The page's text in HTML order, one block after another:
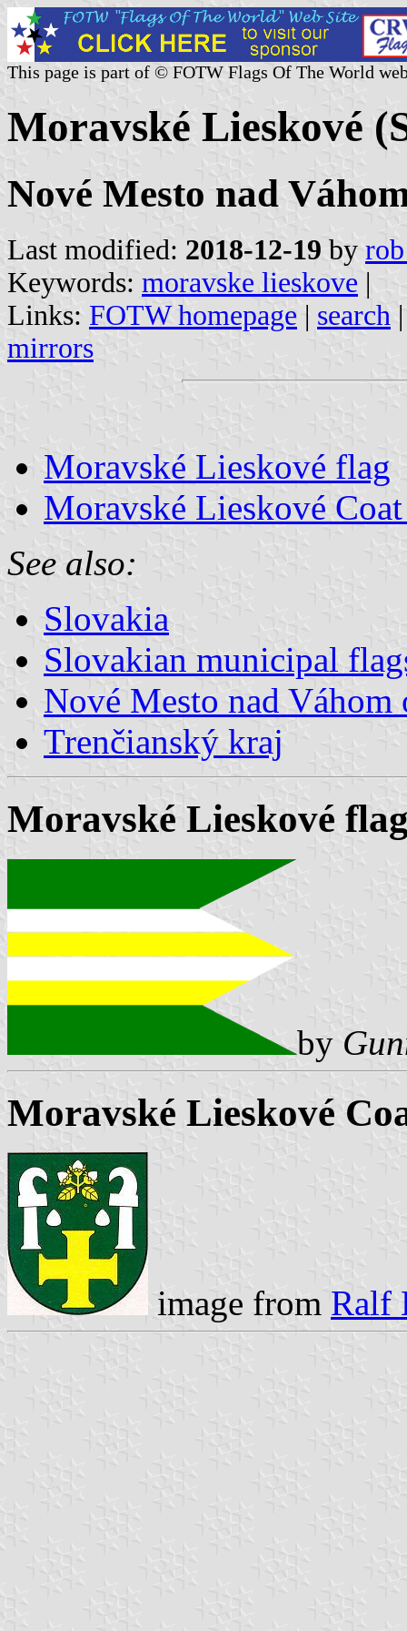
This page is part of © FOTW Flags Of The World
Moravské Lieskové
Nové Mesto nad
Last modified: 2018-12-19 by
Keywords: moravske lieskove |
Links: FOTW homepage | search
mirrors
Moravské Lieskové flag
Moravské Lieskové
See also:
Slovakia
Slovakian municipal
Nové Mesto nad Váhom
Trenčianský kraj
Moravské Lieskové
by
Moravské Lieskové
image from Ralf